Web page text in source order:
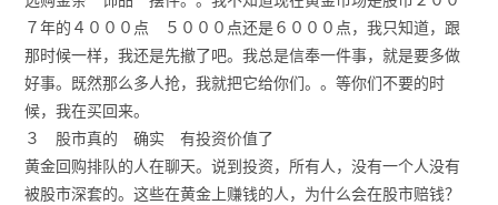
７年的４０００点 ５０００点还是６０００点，我只知道，跟
那时候一样，我还是先撤了吧。我总是信奉一件事，就是要多做
好事。既然那么多人抢，我就把它给你们。。等你们不要的时
候，我在买回来。
３ 股市真的 确实 有投资价值了
黄金回购排队的人在聊天。说到投资，所有人，没有一个人没有
被股市深套的。这些在黄金上赚钱的人，为什么会在股市赔钱？